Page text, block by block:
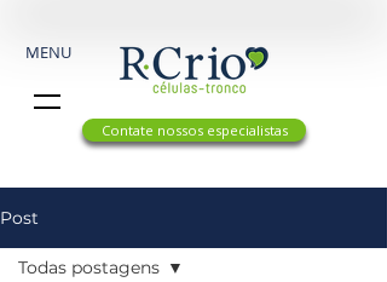
MENU
Contate nossos especialistas
Post
Todas postagens